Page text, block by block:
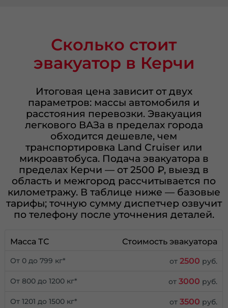
Сколько стоит
эвакуатор в Керчи
Итоговая цена зависит от двух
параметров: массы автомобиля и
расстояния перевозки. Эвакуация
легкового ВАЗа в пределах города
обходится дешевле, чем
транспортировка Land Cruiser или
микроавтобуса. Подача эвакуатора в
пределах Керчи — от 2500 ₽, выезд в
область и межгород рассчитывается по
километражу. В таблице ниже — базовые
тарифы; точную сумму диспетчер озвучит
по телефону после уточнения деталей.
Масса ТС Стоимость эвакуатора
От 0 до 799 кг* от2500 руб.
От 800 до 1200 кг* от3000 руб.
От 1201 до 1500 кг* от3500 руб.